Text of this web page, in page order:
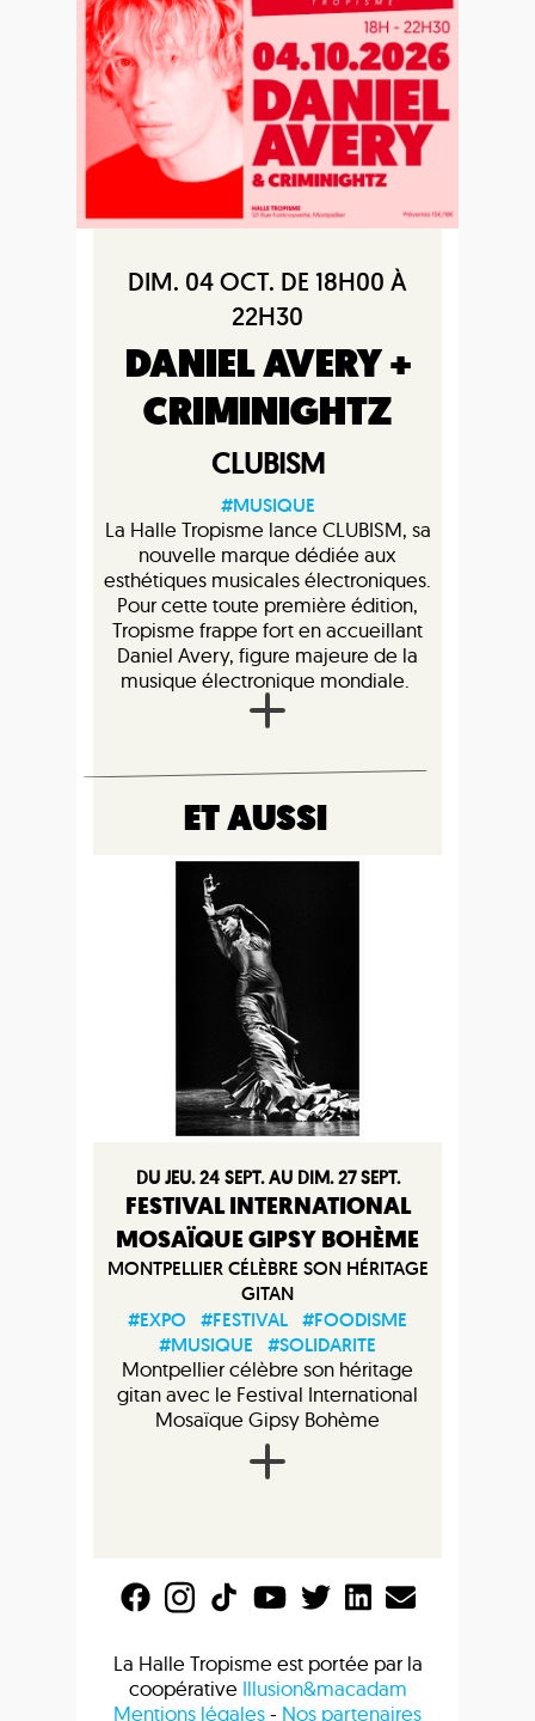
DIM. 04 OCT. DE 18H00 À
22H30
DANIEL AVERY +
CRIMINIGHTZ
CLUBISM
#MUSIQUE
La Halle Tropisme lance CLUBISM, sa
nouvelle marque dédiée aux
esthétiques musicales électroniques.
Pour cette toute première édition,
Tropisme frappe fort en accueillant
Daniel Avery, figure majeure de la
musique électronique mondiale.
ET AUSSI
DU JEU. 24 SEPT. AU DIM. 27 SEPT.
FESTIVAL INTERNATIONAL
MOSAÏQUE GIPSY BOHÈME
MONTPELLIER CÉLÈBRE SON HÉRITAGE
GITAN
#EXPO
#FESTIVAL #FOODISME
#MUSIQUE
#SOLIDARITE
Montpellier célèbre son héritage
gitan avec le Festival International
Mosaïque Gipsy Bohème
La Halle Tropisme est portée par la
coopérative Illusion&macadam
Mentions légales- Nos partenaires